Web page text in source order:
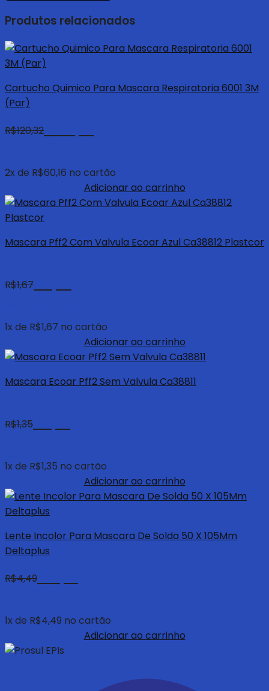
Produtos relacionados
Cartucho Quimico Para Mascara Respiratoria 6001 3M
(Par)
2x de R$60,16 no cartão
R$120,32
Adicionar ao carrinho
Mascara Pff2 Com Valvula Ecoar Azul Ca38812 Plastcor
1x de R$1,67 no cartão
R$1,67
Adicionar ao carrinho
Mascara Ecoar Pff2 Sem Valvula Ca38811
1x de R$1,35 no cartão
R$1,35
Adicionar ao carrinho
Lente Incolor Para Mascara De Solda 50 X 105Mm
Deltaplus
1x de R$4,49 no cartão
R$4,49
Adicionar ao carrinho